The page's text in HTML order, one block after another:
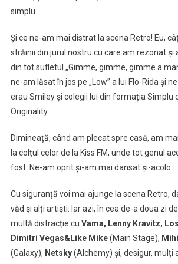
simplu.
Și ce ne-am mai distrat la scena Retro! Eu,
străinii din jurul nostru cu care am rezonat și
din tot sufletul „Gimme, gimme, gimme a
ne-am lăsat în jos pe „Low” a lui Flo-Rida și
erau Smiley și colegii lui din formația Simplu
Originality.
Dimineață, când am plecat spre casă, am
la colțul celor de la Kiss FM, unde tot genul
fost. Ne-am oprit și-am mai dansat și-acolo.
Cu siguranță voi mai ajunge la scena Retro,
văd și alți artiști. Iar azi, în cea de-a doua zi
multă distracție cu Vama, Lenny Kravitz,
Dimitri Vegas&Like Mike(Main Stage),
(Galaxy), Netsky(Alchemy) și, desigur, mulți